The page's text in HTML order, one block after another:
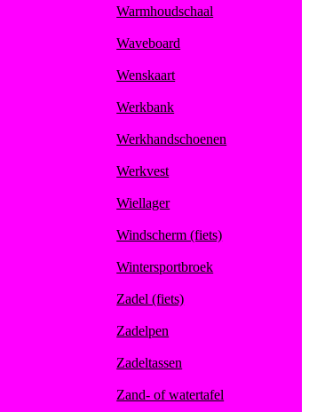
Warmhoudschaal
Waveboard
Wenskaart
Werkbank
Werkhandschoenen
Werkvest
Wiellager
Windscherm (fiets)
Wintersportbroek
Zadel (fiets)
Zadelpen
Zadeltassen
Zand- of watertafel